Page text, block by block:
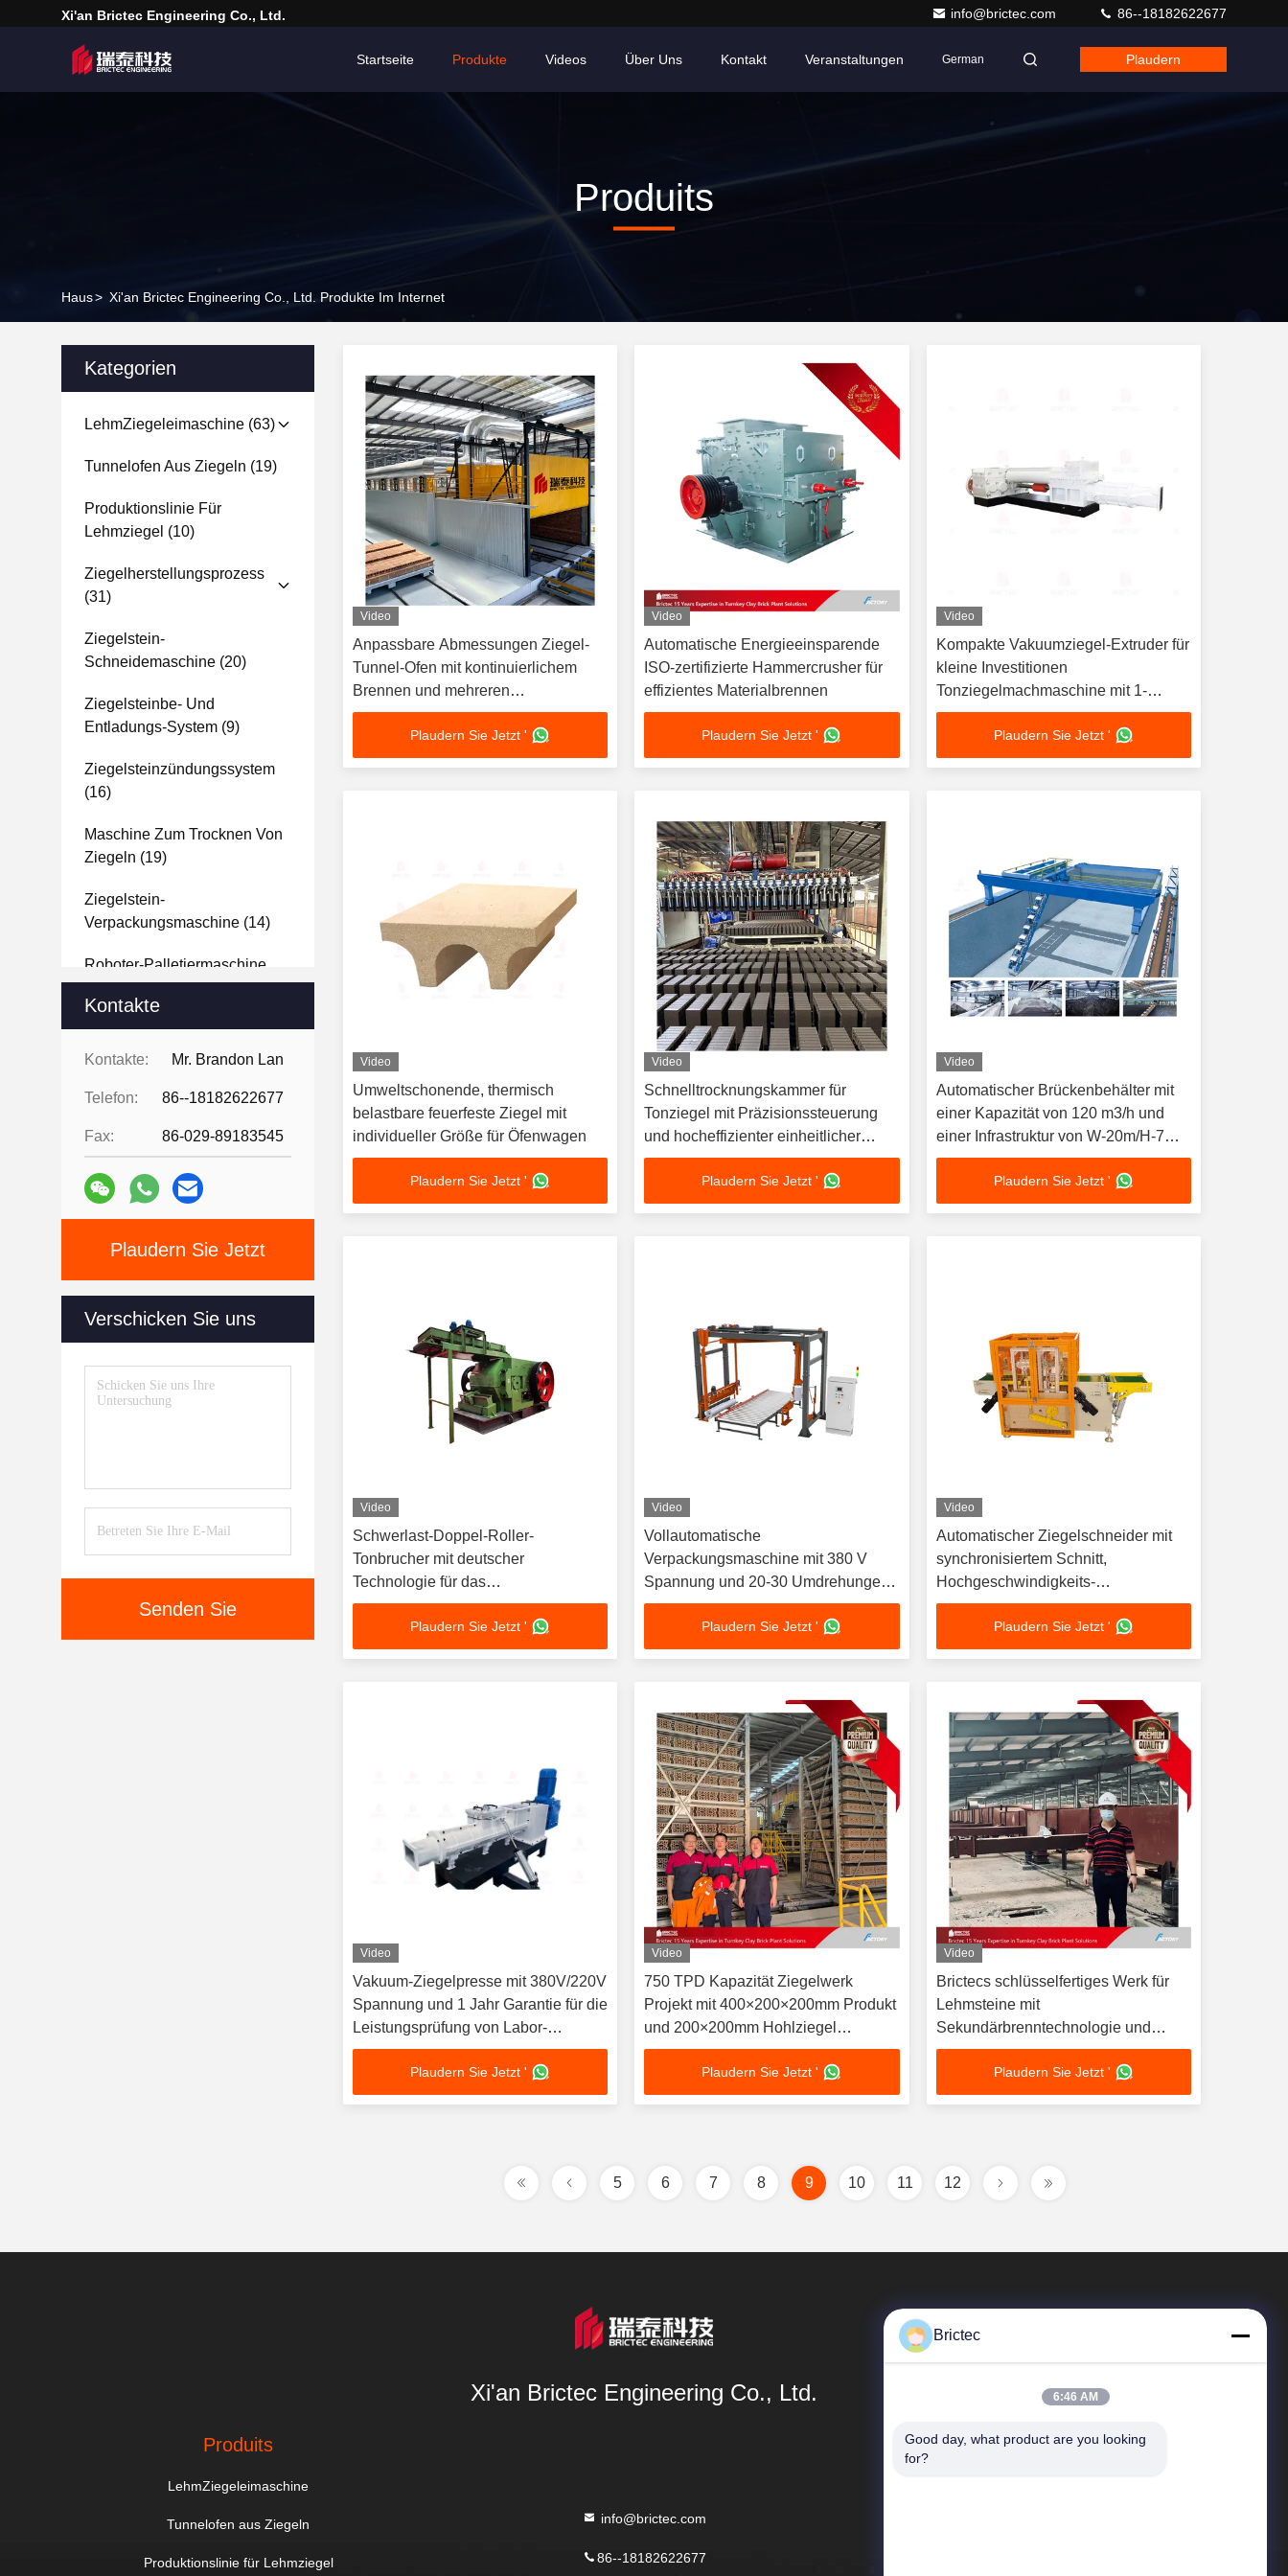
Xi'an Brictec Engineering Co., Ltd. info@brictec.com 86--18182622677
Startseite Produkte Videos Über Uns Kontakt Veranstaltungen German Plaudern
Produits
Haus> Xi'an Brictec Engineering Co., Ltd. Produkte Im Internet
Kategorien
LehmZiegeleimaschine (63)
Tunnelofen Aus Ziegeln (19)
Produktionslinie Für
Lehmziegel (10)
Ziegelherstellungsprozess
(31)
Ziegelstein-
Schneidemaschine (20)
Ziegelsteinbe- Und
Entladungs-System (9)
Ziegelsteinzündungssystem
(16)
Maschine Zum Trocknen Von
Ziegeln (19)
Ziegelstein-
Verpackungsmaschine (14)
Roboter-Palletiermaschine
(10)
Dekorative Ziegelfliesen(33)
Showcase
(15)
Kontakte
Kontakte: Mr. Brandon Lan
Telefon: 86--18182622677
Fax: 86-029-89183545
Plaudern Sie Jetzt
Verschicken Sie uns
Senden Sie
Video
Anpassbare Abmessungen Ziegel-
Tunnel-Ofen mit kontinuierlichem
Brennen und mehreren
Brennstoffoptionen
Plaudern Sie Jetzt '
Video
Automatische Energieeinsparende
ISO-zertifizierte Hammercrusher für
effizientes Materialbrennen
Plaudern Sie Jetzt '
Video
Kompakte Vakuumziegel-Extruder für
kleine Investitionen
Tonziegelmachmaschine mit 1-
Jahresgarantie
Plaudern Sie Jetzt '
Video
Umweltschonende, thermisch
belastbare feuerfeste Ziegel mit
individueller Größe für Öfenwagen
Plaudern Sie Jetzt '
Video
Schnelltrocknungskammer für
Tonziegel mit Präzisionssteuerung
und hocheffizienter einheitlicher
Trocknung
Plaudern Sie Jetzt '
Video
Automatischer Brückenbehälter mit
einer Kapazität von 120 m3/h und
einer Infrastruktur von W-20m/H-7m
für die Bearbeitung von Schüttgut
Plaudern Sie Jetzt '
Video
Schwerlast-Doppel-Roller-
Tonbrucher mit deutscher
Technologie für das
Ultraschmalbruchen von
ZiegelrohstoffenPlaudern Sie Jetzt '
Video
Vollautomatische
Verpackungsmaschine mit 380 V
Spannung und 20-30 Umdrehungen
pro Minute für hohe Effizienz
Plaudern Sie Jetzt '
Video
Automatischer Ziegelschneider mit
synchronisiertem Schnitt,
Hochgeschwindigkeits-
Dauerproduktion und 1 Jahr Garantie
Plaudern Sie Jetzt '
Video
Vakuum-Ziegelpresse mit 380V/220V
Spannung und 1 Jahr Garantie für die
Leistungsprüfung von Labor-
Tonziegeln
Plaudern Sie Jetzt '
Video
750 TPD Kapazität Ziegelwerk
Projekt mit 400×200×200mm Produkt
und 200×200mm Hohlziegel
Produktionslinie
Plaudern Sie Jetzt '
Video
Brictecs schlüsselfertiges Werk für
Lehmsteine mit
Sekundärbrenntechnologie und
automatisiertem Trocknungssystem
Plaudern Sie Jetzt '
5 6 7 8 9 10 11 12
Xi'an Brictec Engineering Co., Ltd.
Produits
LehmZiegeleimaschine
Tunnelofen aus Ziegeln
Produktionslinie für Lehmziegel
info@brictec.com
86--18182622677
Schnelle Verbindungen
Brictec
6:46 AM
Good day, what product are you looking
for?